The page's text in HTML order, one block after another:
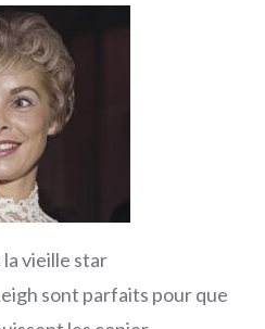
vieille star
sont parfaits pour que